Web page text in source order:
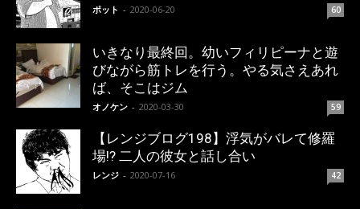
ポット - 2020-06-20 60
いきなり最終回。幼いフィリピーナと遊
びながら筋トレを行う。やる気さえあれ
ば、そこはジム
オノケン - 2020-03-30 59
【レンジブログ198】浮気がバレて修羅
場!? 二人の彼女と話し合い
レンジ - 2020-07-16 42